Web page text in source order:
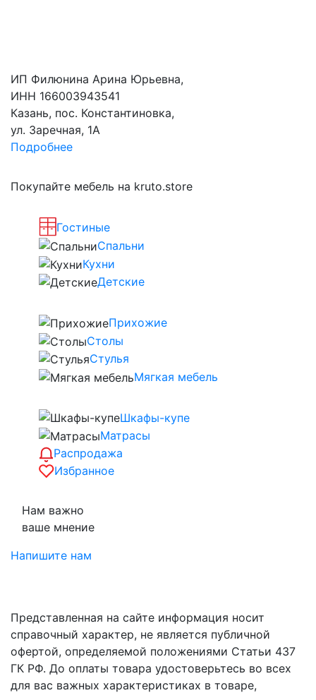
ИП Филюнина Арина Юрьевна,
ИНН 166003943541
Казань, пос. Константиновка,
ул. Заречная, 1А
Подробнее
Покупайте мебель на kruto.store
Гостиные
Спальни
Кухни
Детские
Прихожие
Столы
Стулья
Мягкая мебель
Шкафы-купе
Матрасы
Распродажа
Избранное
Нам важно
ваше мнение
Напишите нам
Представленная на сайте информация носит
справочный характер, не является публичной
офертой, определяемой положениями Статьи 437
ГК РФ. До оплаты товара удостоверьтесь во всех
для вас важных характеристиках в товаре,